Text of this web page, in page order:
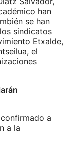
han
se han
sindicatos
Etxalde,
el
confirmado a
a la